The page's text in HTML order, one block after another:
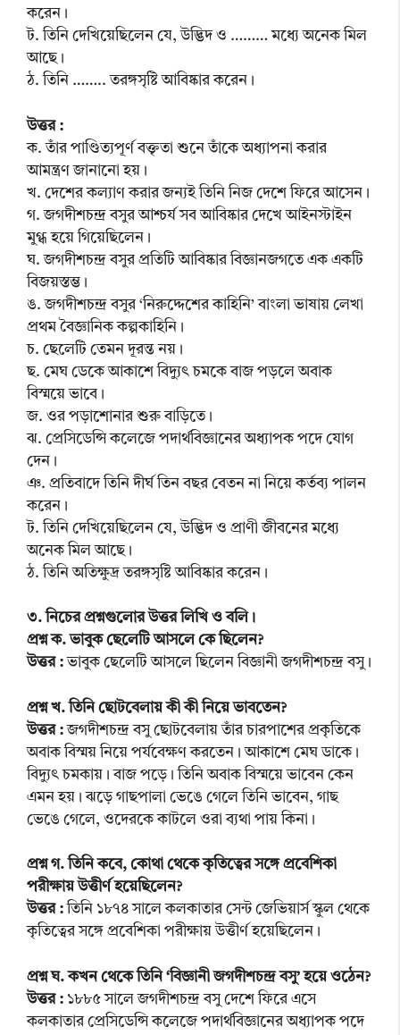
করেন।
ট. তিনি দেখিয়েছিলেন যে, উদ্ভিদ ও ……… মধ্যে অনেক মিল
আছে।
ঠ. তিনি …….. তরঙ্গসৃষ্টি আবিষ্কার করেন।
উত্তর :
ক. তাঁর পাণ্ডিত্যপূর্ণ বক্তৃতা শুনে তাঁকে অধ্যাপনা করার
আমন্ত্রণ জানানো হয়।
খ. দেশের কল্যাণ করার জন্যই তিনি নিজ দেশে ফিরে আসেন।
গ. জগদীশচন্দ্র বসুর আশ্চর্য সব আবিষ্কার দেখে আইনস্টাইন
মুগ্ধ হয়ে গিয়েছিলেন।
ঘ. জগদীশচন্দ্র বসুর প্রতিটি আবিষ্কার বিজ্ঞানজগতে এক একটি
বিজয়স্তম্ভ।
ঙ. জগদীশচন্দ্র বসুর ‘নিরুদ্দেশের কাহিনি’ বাংলা ভাষায় লেখা
প্রথম বৈজ্ঞানিক কল্পকাহিনি।
চ. ছেলেটি তেমন দূরন্ত নয়।
ছ. মেঘ ডেকে আকাশে বিদ্যুৎ চমকে বাজ পড়লে অবাক
বিস্ময়ে ভাবে।
জ. ওর পড়াশোনার শুরু বাড়িতে।
ঝ. প্রেসিডেন্সি কলেজে পদার্থবিজ্ঞানের অধ্যাপক পদে যোগ
দেন।
ঞ. প্রতিবাদে তিনি দীর্ঘ তিন বছর বেতন না নিয়ে কর্তব্য পালন
করেন।
ট. তিনি দেখিয়েছিলেন যে, উদ্ভিদ ও প্রাণী জীবনের মধ্যে
অনেক মিল আছে।
ঠ. তিনি অতিক্ষুদ্র তরঙ্গসৃষ্টি আবিষ্কার করেন।
৩. নিচের প্রশ্নগুলোর উত্তর লিখি ও বলি।
প্রশ্ন ক. ভাবুক ছেলেটি আসলে কে ছিলেন?
উত্তর :ভাবুক ছেলেটি আসলে ছিলেন বিজ্ঞানী জগদীশচন্দ্র বসু।
প্রশ্ন খ. তিনি ছোটবেলায় কী কী নিয়ে ভাবতেন?
উত্তর :জগদীশচন্দ্র বসু ছোটবেলায় তাঁর চারপাশের প্রকৃতিকে
অবাক বিস্ময় নিয়ে পর্যবেক্ষণ করতেন। আকাশে মেঘ ডাকে।
বিদ্যুৎ চমকায়। বাজ পড়ে। তিনি অবাক বিস্ময়ে ভাবেন কেন
এমন হয়। ঝড়ে গাছপালা ভেঙে গেলে তিনি ভাবেন, গাছ
ভেঙে গেলে, ওদেরকে কাটলে ওরা ব্যথা পায় কিনা।
প্রশ্ন গ. তিনি কবে, কোথা থেকে কৃতিত্বের সঙ্গে প্রবেশিকা
পরীক্ষায় উত্তীর্ণ হয়েছিলেন?
উত্তর :তিনি ১৮৭৪ সালে কলকাতার সেন্ট জেভিয়ার্স স্কুল থেকে
কৃতিত্বের সঙ্গে প্রবেশিকা পরীক্ষায় উত্তীর্ণ হয়েছিলেন।
প্রশ্ন ঘ. কখন থেকে তিনি ‘বিজ্ঞানী জগদীশচন্দ্র বসু’ হয়ে ওঠেন?
উত্তর : ১৮৮৫ সালে জগদীশচন্দ্র বসু দেশে ফিরে এসে
কলকাতার প্রেসিডেন্সি কলেজে পদার্থবিজ্ঞানের অধ্যাপক পদে